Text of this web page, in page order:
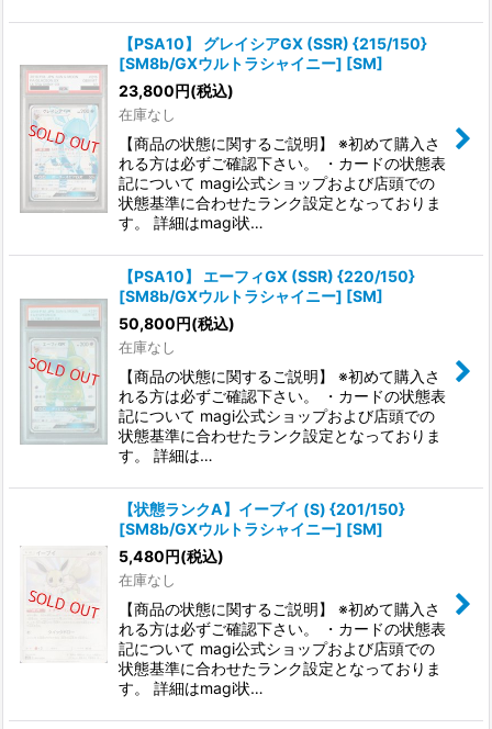
【PSA10】 グレイシアGX (SSR) {215/150}
[SM8b/GXウルトラシャイニー] [SM]
23,800円(税込)
在庫なし
【商品の状態に関するご説明】 ※初めて購入さ
れる方は必ずご確認下さい。 ・カードの状態表
記について magi公式ショップおよび店頭での
状態基準に合わせたランク設定となっておりま
す。 詳細はmagi状…
【PSA10】 エーフィGX (SSR) {220/150}
[SM8b/GXウルトラシャイニー] [SM]
50,800円(税込)
在庫なし
【商品の状態に関するご説明】 ※初めて購入さ
れる方は必ずご確認下さい。 ・カードの状態表
記について magi公式ショップおよび店頭での
状態基準に合わせたランク設定となっておりま
す。 詳細は…
【状態ランクA】イーブイ (S) {201/150}
[SM8b/GXウルトラシャイニー] [SM]
5,480円(税込)
在庫なし
【商品の状態に関するご説明】 ※初めて購入さ
れる方は必ずご確認下さい。 ・カードの状態表
記について magi公式ショップおよび店頭での
状態基準に合わせたランク設定となっておりま
す。 詳細はmagi状…